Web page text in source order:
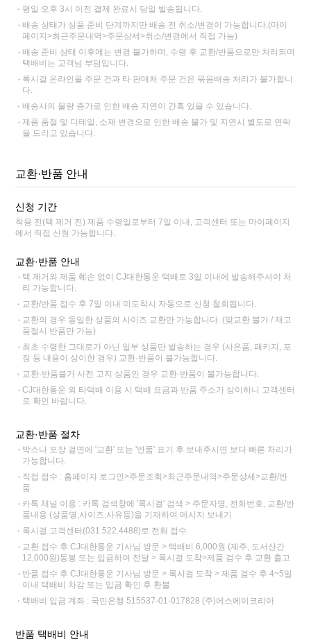
평일 오후 3시 이전 결제 완료시 당일 발송됩니다.
배송 상태가 상품 준비 단계까지만 배송 전 취소/변경이 가능합니다.(마이
페이지>최근주문내역>주문상세>취소/변경에서 직접 가능)
배송 준비 상태 이후에는 변경 불가하며, 수령 후 교환/반품으로만 처리되며
택배비는 고객님 부담입니다.
록시걸 온라인몰 주문 건과 타 판매처 주문 건은 묶음배송 처리가 불가합니
다.
배송사의 물량 증가로 인한 배송 지연이 간혹 있을 수 있습니다.
제품 품절 및 디테일, 소재 변경으로 인한 배송 불가 및 지연시 별도로 연락
을 드리고 있습니다.
교환·반품 안내
신청 기간
착용 전(택 제거 전) 제품 수령일로부터 7일 이내, 고객센터 또는 마이페이지
에서 직접 신청 가능합니다.
교환·반품 안내
택 제거와 제품 훼손 없이 CJ대한통운 택배로 3일 이내에 발송해주셔야 처
리 가능합니다.
교환/반품 접수 후 7일 이내 미도착시 자동으로 신청 철회됩니다.
교환의 경우 동일한 상품의 사이즈 교환만 가능합니다. (맞교환 불가 / 재고
품절시 반품만 가능)
최초 수령한 그대로가 아닌 일부 상품만 발송하는 경우 (사은품, 패키지, 포
장 등 내용이 상이한 경우) 교환·반품이 불가능합니다.
교환·반품불가 사전 고지 상품인 경우 교환·반품이 불가능합니다.
CJ대한통운 외 타택배 이용 시 택배 요금과 반품 주소가 상이하니 고객센터
로 확인 바랍니다.
교환·반품 절차
박스나 포장 겉면에 '교환' 또는 '반품' 표기 후 보내주시면 보다 빠른 처리가
가능합니다.
직접 접수 : 홈페이지 로그인>주문조회>최근주문내역>주문상세>교환/반
품
카톡 채널 이용 : 카톡 검색창에 '록시걸' 검색 > 주문자명, 전화번호, 교환/반
품내용 (상품명,사이즈,사유등)을 기재하여 메시지 보내기
록시걸 고객센터(031.522.4488)로 전화 접수
교환 접수 후 CJ대한통운 기사님 방문 > 택배비 6,000원 (제주, 도서산간
12,000원)동봉 또는 입금하여 전달 > 록시걸 도착>제품 검수 후 교환 출고
반품 접수 후 CJ대한통운 기사님 방문 > 록시걸 도착 > 제품 검수 후 4~5일
이내 택배비 차감 또는 입금 확인 후 환불
택배비 입금 계좌 : 국민은행 515537-01-017828 (주)에스에이코리아
반품 택배비 안내